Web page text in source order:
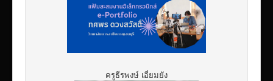
ครูธีรพงษ์ เอี่ยมยัง